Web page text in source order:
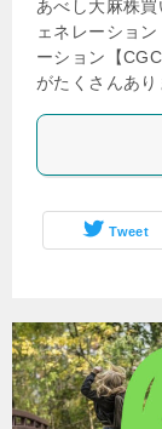
あべし大麻株
ェネレーショ
ーション【
がたくさんあ
Tweet